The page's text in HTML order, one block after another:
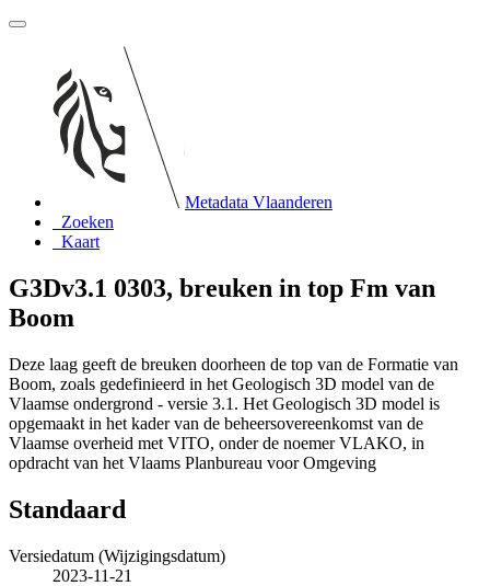
Metadata Vlaanderen
Zoeken
Kaart
G3Dv3.1 0303, breuken in top Fm van
Boom
Deze laag geeft de breuken doorheen de top van de Formatie van
Boom, zoals gedefinieerd in het Geologisch 3D model van de
Vlaamse ondergrond - versie 3.1. Het Geologisch 3D model is
opgemaakt in het kader van de beheersovereenkomst van de
Vlaamse overheid met VITO, onder de noemer VLAKO, in
opdracht van het Vlaams Planbureau voor Omgeving
Standaard
Versiedatum (Wijzigingsdatum)
2023-11-21